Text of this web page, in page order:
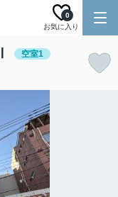
お気に入り
0
空室1